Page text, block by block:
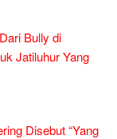
Bully di
Jatiluhur Yang
Disebut “Yang